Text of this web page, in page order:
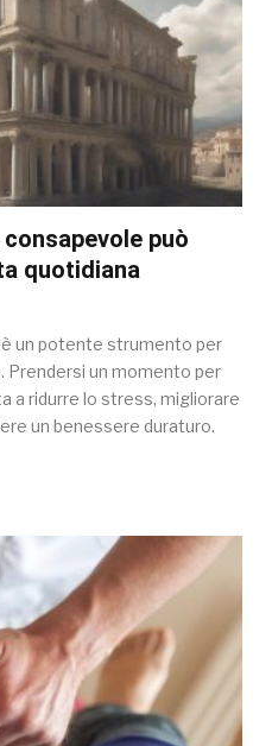
può
quotidiana
un potente strumento per
Prendersi un momento per
a ridurre lo stress, migliorare
un benessere duraturo.